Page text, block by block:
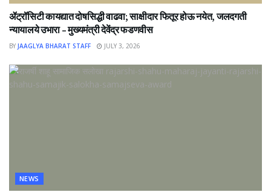
ॲट्रॉसिटी कायद्यात दोषसिद्धी वाढवा; साक्षीदार फितूर होऊ नयेत, जलदगती
न्यायालये उभारा – मुख्यमंत्री देवेंद्र फडणवीस
BY JAAGLYA BHARAT STAFF JULY 3, 2026
NEWS